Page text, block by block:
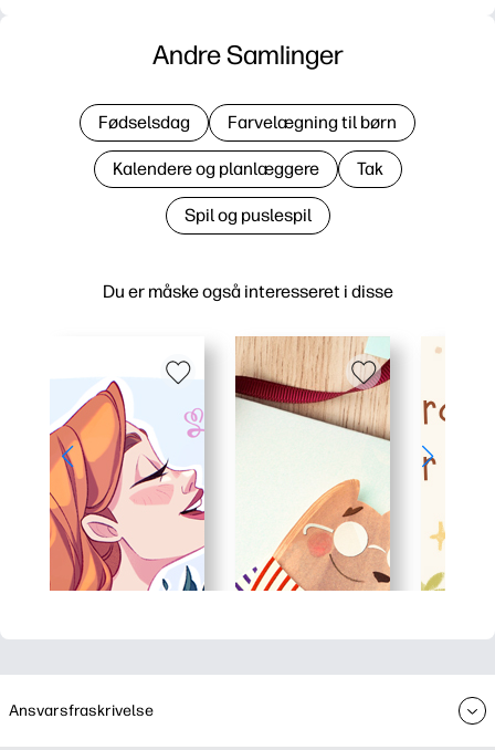
Du er måske også interesseret i disse
Andre Samlinger
Fødselsdag Farvelægning til børn
Kalendere og planlæggere Tak
Spil og puslespil
Ansvarsfraskrivelse